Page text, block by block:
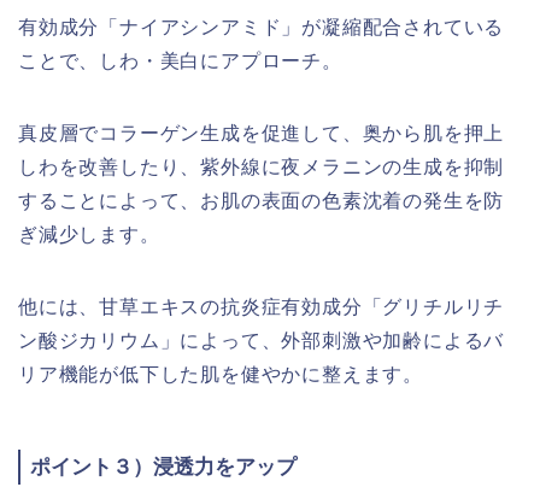
有効成分「ナイアシンアミド」が凝縮配合されている
ことで、しわ・美白にアプローチ。
真皮層でコラーゲン生成を促進して、奥から肌を押上
しわを改善したり、紫外線に夜メラニンの生成を抑制
することによって、お肌の表面の色素沈着の発生を防
ぎ減少します。
他には、甘草エキスの抗炎症有効成分「グリチルリチ
ン酸ジカリウム」によって、外部刺激や加齢によるバ
リア機能が低下した肌を健やかに整えます。
ポイント３）浸透力をアップ